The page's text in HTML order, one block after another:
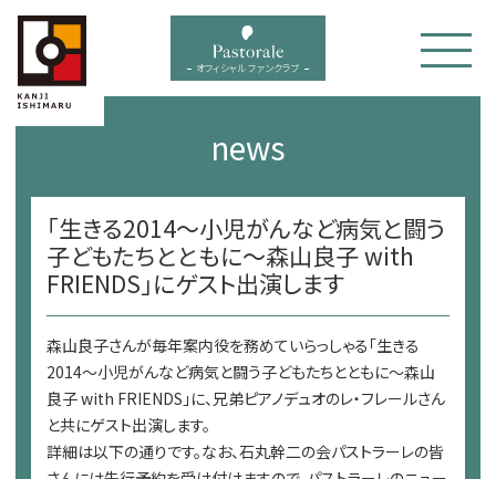
menu オフィシャル ファンクラブ
news
「生きる2014～小児がんなど病気と闘う
子どもたちとともに～森山良子 with
FRIENDS」にゲスト出演します
森山良子さんが毎年案内役を務めていらっしゃる「生きる
2014～小児がんなど病気と闘う子どもたちとともに～森山
良子 with FRIENDS」に、兄弟ピアノデュオのレ・フレールさん
と共にゲスト出演します。
詳細は以下の通りです。なお、石丸幹二の会パストラーレの皆